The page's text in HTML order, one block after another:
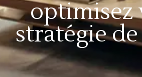
optimisez
stratégie